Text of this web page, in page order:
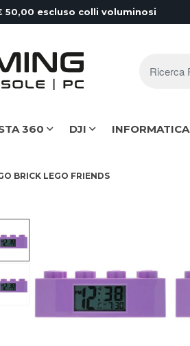
50,00 escluso colli voluminosi
360 DJI INFORMATICA
BRICK LEGO FRIENDS